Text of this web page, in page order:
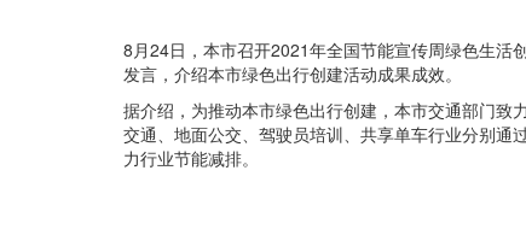
8月24日，本市召开2021年全国节能宣传周绿色生
发言，介绍本市绿色出行创建活动成果成效。
据介绍，为推动本市绿色出行创建，本市交通部门
交通、地面公交、驾驶员培训、共享单车行业分别通
力行业节能减排。